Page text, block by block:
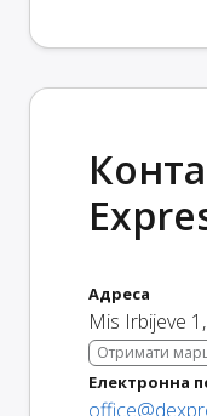
Адреса
Mis Irbijeve 1 ,
Отримати
Електронна